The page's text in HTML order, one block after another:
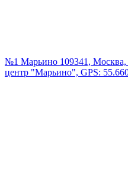
№1 Марьино 109341,
центр "Марьино", GPS: